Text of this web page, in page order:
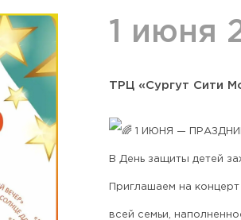
1 июня
ТРЦ «Сургут Сити
1 ИЮНЯ —
В День защиты детей
Приглашаем на
всей семьи,